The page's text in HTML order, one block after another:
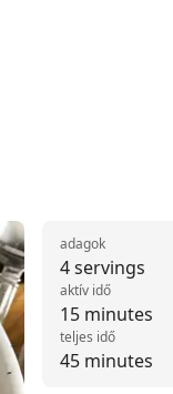
4 servings
adagok
15 minutes
aktív idő
45 minutes
teljes idő